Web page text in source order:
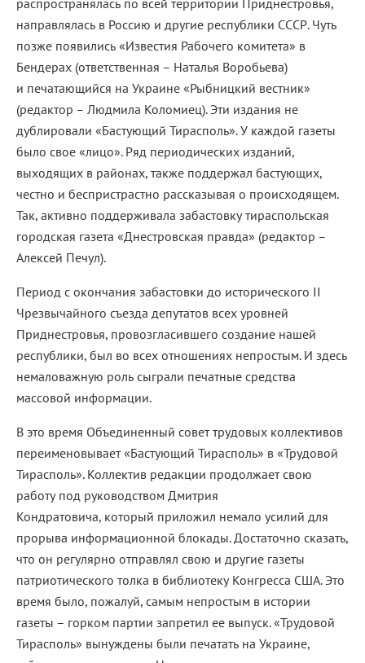
распространялась по всей территории Приднестровья,
направлялась в Россию и другие республики СССР. Чуть
позже появились «Известия Рабочего комитета» в
Бендерах (ответственная – Наталья Воробьева)
и печатающийся на Украине «Рыбницкий вестник»
(редактор – Людмила Коломиец). Эти издания не
дублировали «Бастующий Тирасполь». У каждой газеты
было свое «лицо». Ряд периодических изданий,
выходящих в районах, также поддержал бастующих,
честно и беспристрастно рассказывая о происходящем.
Так, активно поддерживала забастовку тираспольская
городская газета «Днестровская правда» (редактор –
Алексей Печул).
Период с окончания забастовки до исторического II
Чрезвычайного съезда депутатов всех уровней
Приднестровья, провозгласившего создание нашей
республики, был во всех отношениях непростым. И здесь
немаловажную роль сыграли печатные средства
массовой информации.
В это время Объединенный совет трудовых коллективов
переименовывает «Бастующий Тирасполь» в «Трудовой
Тирасполь». Коллектив редакции продолжает свою
работу под руководством Дмитрия
Кондратовича, который приложил немало усилий для
прорыва информационной блокады. Достаточно сказать,
что он регулярно отправлял свою и другие газеты
патриотического толка в библиотеку Конгресса США. Это
время было, пожалуй, самым непростым в истории
газеты – горком партии запретил ее выпуск. «Трудовой
Тирасполь» вынуждены были печатать на Украине,